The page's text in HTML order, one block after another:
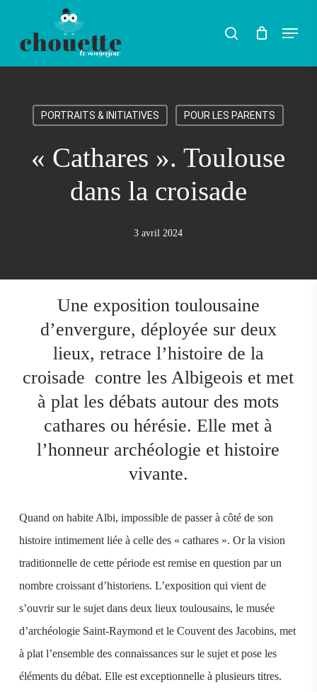
Rechercher
search Menu
PORTRAITS & INITIATIVES POUR LES PARENTS
« Cathares ». Toulouse
dans la croisade
3 avril 2024
Une exposition toulousaine
d’envergure, déployée sur deux
lieux, retrace l’histoire de la
croisade contre les Albigeois et met
à plat les débats autour des mots
cathares ou hérésie. Elle met à
l’honneur archéologie et histoire
vivante.
Quand on habite Albi, impossible de passer à côté de son
histoire intimement liée à celle des « cathares ». Or la vision
traditionnelle de cette période est remise en question par un
nombre croissant d’historiens. L’exposition qui vient de
s’ouvrir sur le sujet dans deux lieux toulousains, le musée
d’archéologie Saint-Raymond et le Couvent des Jacobins, met
à plat l’ensemble des connaissances sur le sujet et pose les
éléments du débat. Elle est exceptionnelle à plusieurs titres.